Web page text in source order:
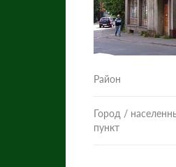
Район
Город /
пункт